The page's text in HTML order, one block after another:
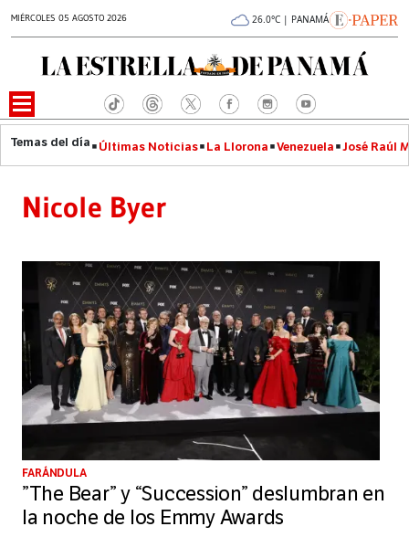
MIÉRCOLES 05 AGOSTO 2026 26.0°C | PANAMÁ
Últimas Noticias La Llorona Venezuela José Raúl
Nicole Byer
FARÁNDULA
”The Bear” y “Succession” deslumbran en
la noche de los Emmy Awards